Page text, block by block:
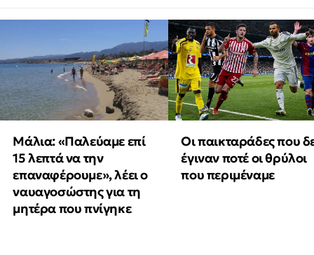
Μάλια: «Παλεύαμε επί
15 λεπτά να την
επαναφέρουμε», λέει ο
ναυαγοσώστης για τη
μητέρα που πνίγηκε
Οι παικταράδες που
έγιναν ποτέ οι θρύλοι
που περιμέναμε